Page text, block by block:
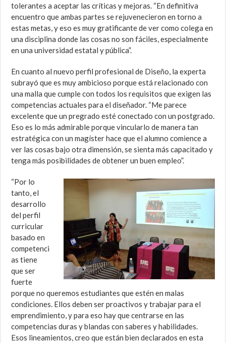
tolerantes a aceptar las críticas y mejoras. “En definitiva
encuentro que ambas partes se rejuvenecieron en torno a
estas metas, y eso es muy gratificante de ver como colega en
una disciplina donde las cosas no son fáciles, especialmente
en una universidad estatal y pública”.
En cuanto al nuevo perfil profesional de Diseño, la experta
subrayó que es muy ambicioso porque está relacionado con
una malla que cumple con todos los requisitos que exigen las
competencias actuales para el diseñador. “Me parece
excelente que un pregrado esté conectado con un postgrado.
Eso es lo más admirable porque vincularlo de manera tan
estratégica con un magíster hace que el alumno comience a
ver las cosas bajo otra dimensión, se sienta más capacitado y
tenga más posibilidades de obtener un buen empleo”.
“Por lo
tanto, el
desarrollo
del perfil
curricular
basado en
competenci
as tiene
que ser
fuerte
porque no queremos estudiantes que estén en malas
condiciones. Ellos deben ser proactivos y trabajar para el
emprendimiento, y para eso hay que centrarse en las
competencias duras y blandas con saberes y habilidades.
Esos lineamientos, creo que están bien declarados en esta